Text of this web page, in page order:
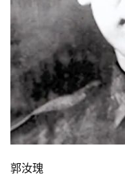
郭汝瑰